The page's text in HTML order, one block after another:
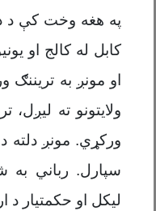
په هغه وخت کې د
کابل له کالج او
او مونږ به تریننګ
ولایتونو ته
ورکړي. مونږ دلته
سپارل. رباني به
لیکل او حکمتیار د